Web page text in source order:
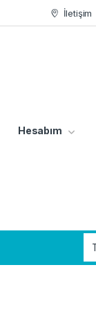
İletişim
Hesabım